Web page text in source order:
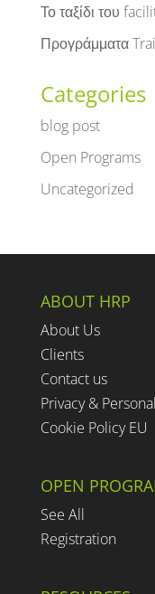
Το ταξίδι του
Προγράμματα
Categories
blog post
Open Programs
Uncategorized
ABOUT HRP
About Us
Clients
Contact us
Privacy &
Cookie Policy EU
OPEN
See All
Registration